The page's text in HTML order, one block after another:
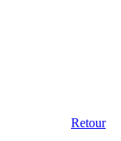
Retour